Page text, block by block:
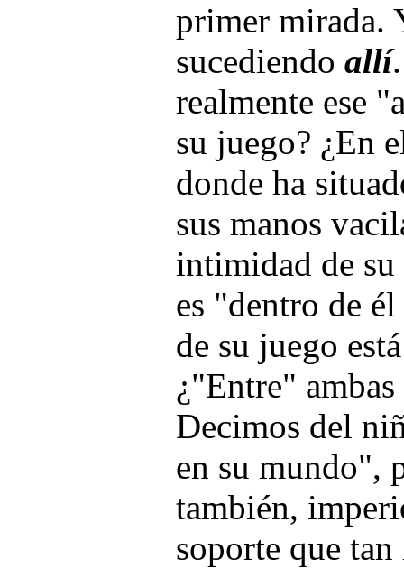
primer mirada.
sucediendo allí
realmente ese
su juego? ¿En
donde ha
sus manos
intimidad de
es "dentro de
de su juego
¿"Entre"
Decimos del
en su mundo",
también,
soporte que